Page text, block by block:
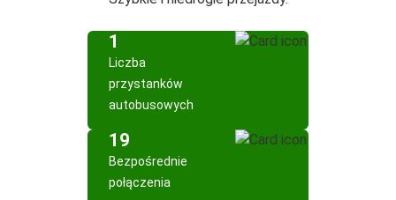
1
Liczba
przystanków
autobusowych
19
Bezpośrednie
połączenia